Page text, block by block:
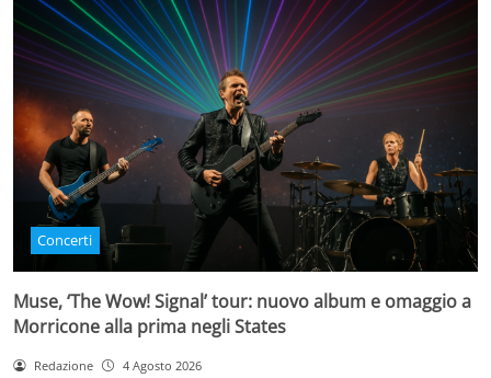
Concerti
Muse, ‘The Wow! Signal’ tour: nuovo album e omaggio a
Morricone alla prima negli States
Redazione 4 Agosto 2026